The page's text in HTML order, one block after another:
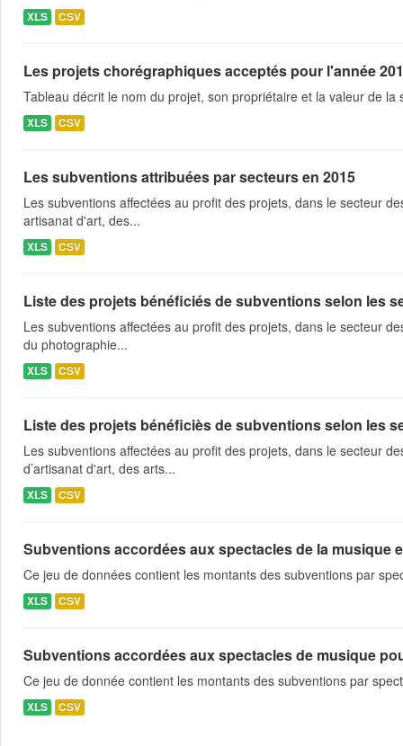
XLS CSV
Les projets chorégraphiques acceptés pour l'année
Tableau décrit le nom du projet, son propriétaire et la valeur de
XLS CSV
Les subventions attribuées par secteurs en 2015
Les subventions affectées au profit des projets, dans le secteur
artisanat d'art, des...
XLS CSV
Liste des projets bénéficiés de subventions selon les
Les subventions affectées au profit des projets, dans le secteur
du photographie...
XLS CSV
Liste des projets bénéficiès de subventions selon les
Les subventions affectées au profit des projets, dans le secteur
d’artisanat d'art, des arts...
XLS CSV
Subventions accordées aux spectacles de la musique
Ce jeu de données contient les montants des subventions par
XLS CSV
Subventions accordées aux spectacles de musique
Ce jeu de donnée contient les montants des subventions par
XLS CSV